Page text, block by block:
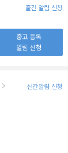
출간 알림 신청
중고 등록
알림 신청
신간알림 신청